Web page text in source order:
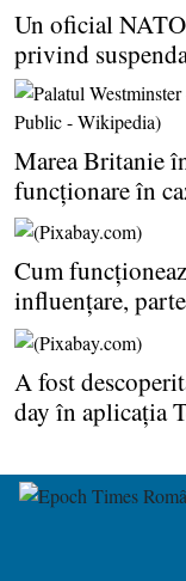
Un oficial
privind
Marea Britanie
funcţionare în
Cum
influenţare,
A fost
day în aplicaţia